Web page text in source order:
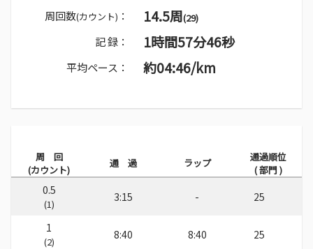
周回数(カウント) ： 14.5周(29)
記 録： 1時間57分46秒
平均ペース： 約04:46/km
周 回
(カウント)
通 過 ラップ
通過順位
( 部門 )
0.5
(1)
3:15 - 25
1
(2)
8:40 8:40 25